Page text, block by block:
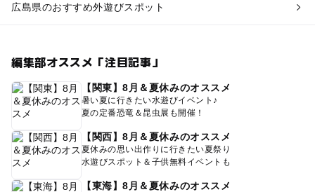
広島県のおすすめ外遊びスポット
編集部オススメ「注目記事」
【関東】8月＆夏休みのオススメ
暑い夏に行きたい水遊びイベント♪
夏の定番恐竜＆昆虫展も開催！
【関西】8月＆夏休みのオススメ
夏休みの思い出作りに行きたい夏祭り
水遊びスポット＆子供無料イベントも
【東海】8月＆夏休みのオススメ